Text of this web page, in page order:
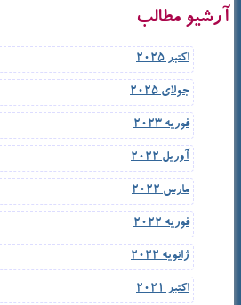
آرشیو مطالب
اکتبر 2025
جولای 2025
فوریه 2023
آوریل 2022
مارس 2022
فوریه 2022
ژانویه 2022
اکتبر 2021